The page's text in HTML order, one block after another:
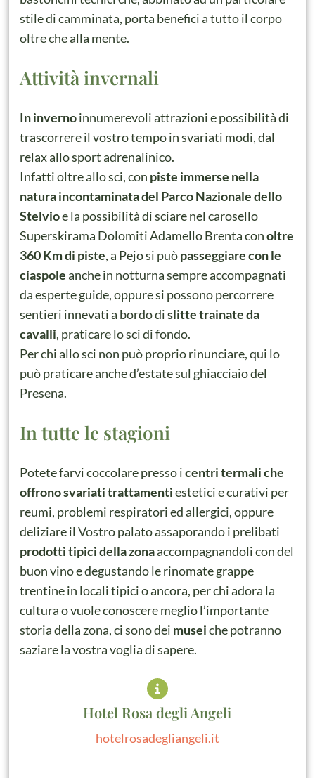
stile di camminata, porta benefici a tutto il corpo
oltre che alla mente.
Attività invernali
In invernoinnumerevoli attrazioni e possibilità di
trascorrere il vostro tempo in svariati modi, dal
relax allo sport adrenalinico.
Infatti oltre allo sci, con piste immerse nella
natura incontaminata del Parco Nazionale dello
Stelvioe la possibilità di sciare nel carosello
Superskirama Dolomiti Adamello Brenta conoltre
360 Km di piste, a Pejo si puòpasseggiare con le
ciaspoleanche in notturna sempre accompagnati
da esperte guide, oppure si possono percorrere
sentieri innevati a bordo dislitte trainate da
cavalli, praticare lo sci di fondo.
Per chi allo sci non può proprio rinunciare, qui lo
può praticare anche d’estate sul ghiacciaio del
Presena.
In tutte le stagioni
Potete farvi coccolare presso icentri termali che
offrono svariati trattamentiestetici e curativi per
reumi, problemi respiratori ed allergici, oppure
deliziare il Vostro palato assaporando i prelibati
prodotti tipici della zonaaccompagnandoli con del
buon vino e degustando le rinomate grappe
trentine in locali tipici o ancora, per chi adora la
cultura o vuole conoscere meglio l’importante
storia della zona, ci sono dei museiche potranno
saziare la vostra voglia di sapere.
Hotel Rosa degli Angeli
hotelrosadegliangeli.it